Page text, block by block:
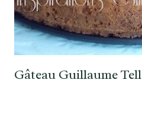
Gâteau Guillaume Tell